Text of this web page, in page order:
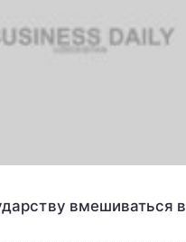
вмешиваться в